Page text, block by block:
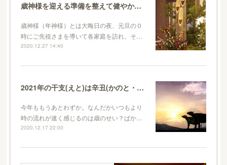
歳神様を迎える準備を整えて健やかに新年を迎えましょう
歳神様（年神様）とは大晦日の夜、元旦の０
時にご先祖さまを導いて各家庭を訪れ、そ…
2020.12.27 14:40
2021年の干支(えと)は辛丑(かのと・うし)。どんな年になる？
今年ももうあとわずか。なんだかいつもより
時の流れが速く感じるのは歳のせい？ばか…
2020.12.17 22:00